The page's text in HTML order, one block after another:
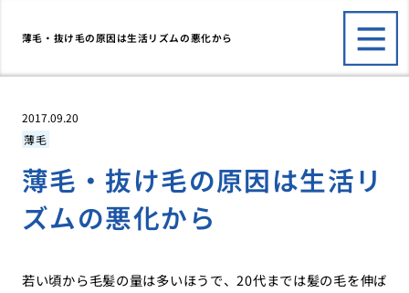
薄毛・抜け毛の原因は生活リズムの悪化から
2017.09.20
薄毛
薄毛・抜け毛の原因は生活リ
ズムの悪化から
若い頃から毛髪の量は多いほうで、20代までは髪の毛を伸ば